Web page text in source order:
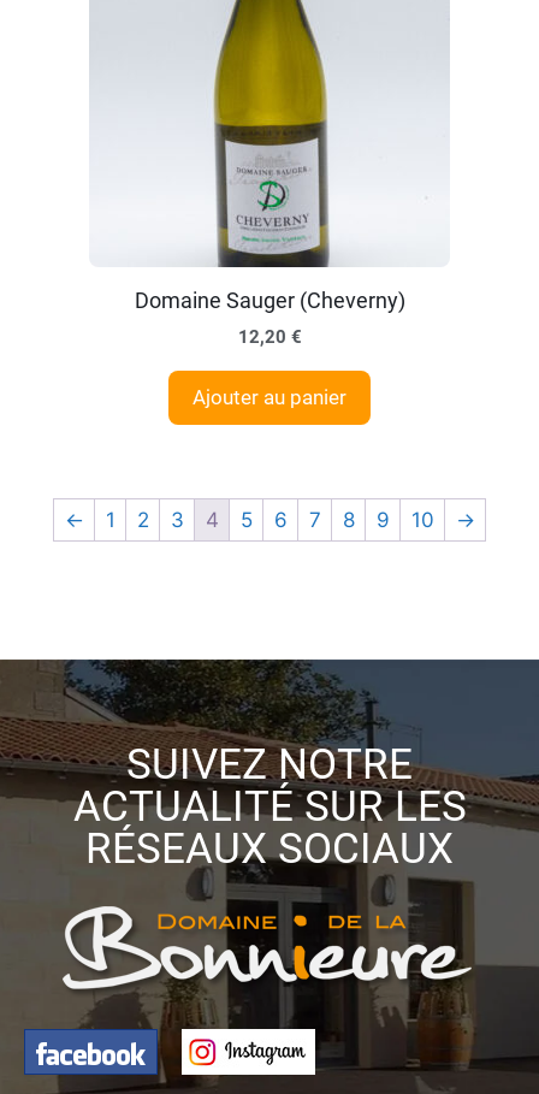
Domaine Sauger (Cheverny)
12,20 €
Ajouter au panier
← 1 2 3 4 5 6 7 8 9 10 →
SUIVEZ NOTRE
ACTUALITÉ SUR LES
RÉSEAUX SOCIAUX